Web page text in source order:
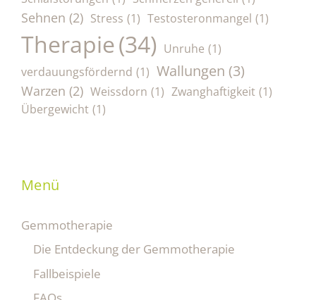
Sehnen (2) Stress (1) Testosteronmangel (1)
Therapie(34) Unruhe (1)
verdauungsfördernd (1) Wallungen (3)
Warzen (2) Weissdorn (1) Zwanghaftigkeit (1)
Übergewicht (1)
Menü
Gemmotherapie
Die Entdeckung der Gemmotherapie
Fallbeispiele